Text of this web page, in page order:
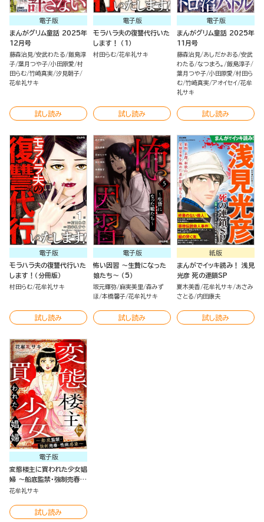
電子版
まんがグリム童話 2025年
12月号
藤森治見 安武わたる 飯島淳
子 葉月つや子 小田原愛 村
田らむ 竹崎真実 汐見朝子
花牟礼サキ
試し読み
電子版
モラハラ夫の復讐代行いた
します！ （1）
村田らむ 花牟礼サキ
試し読み
電子版
まんがグリム童話 2025年
11月号
藤森治見 あしだかおる 安武
わたる なつまろ。
飯島淳子
葉月つや子 小田原愛 村田ら
む 竹崎真実 アオイセイ 花牟
礼サキ
試し読み
電子版
モラハラ夫の復讐代行いた
します！（分冊版）
村田らむ 花牟礼サキ
試し読み
電子版
怖い因習 ～生贄になった
娘たち～ （5）
坂元輝弥 麻実美里 森みず
ほ 本橋馨子 花牟礼サキ
試し読み
紙版
まんがでイッキ読み！ 浅見
光彦 死の連鎖SP
夏木美香 花牟礼サキ
あさみ
さとる
内田康夫
試し読み
電子版
変態楼主に買われた少女娼
婦 ～船底監禁・強制売春・
性病感染～
花牟礼サキ
試し読み